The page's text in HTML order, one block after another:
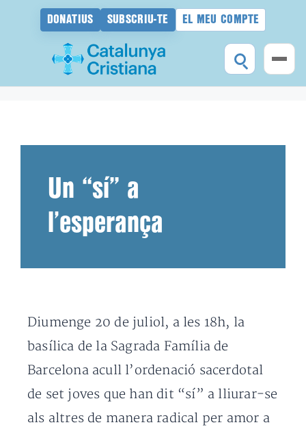
DONATIUS SUBSCRIU-TE EL MEU COMPTE
Un “sí” a
l’esperança
Diumenge 20 de juliol, a les 18h, la
basílica de la Sagrada Família de
Barcelona acull l’ordenació sacerdotal
de set joves que han dit “sí” a lliurar-se
als altres de manera radical per amor a